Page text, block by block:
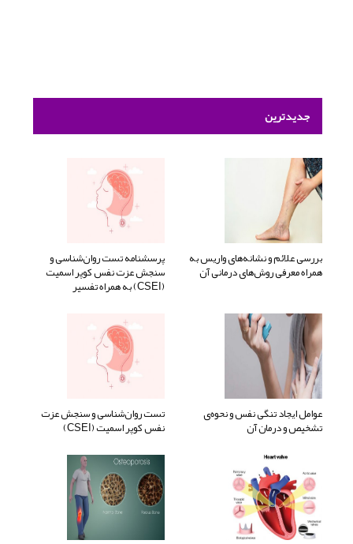
جدیدترین
بررسی علائم و نشانه‌های واریس به
همراه معرفی روش‌های درمانی آن
پرسشنامه تست روان‌شناسی و
سنجش عزت نفس کوپر اسمیت
(CSEI) به همراه تفسیر
عوامل ایجاد تنگی نفس و نحوه‌ی
تشخیص و درمان آن
تست روان‌شناسی و سنجش عزت
نفس کوپر اسمیت (CSEI)